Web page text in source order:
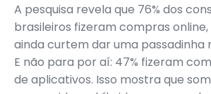
A pesquisa revela que 76% dos
brasileiros fizeram compras online,
ainda curtem dar uma passadinha
E não para por aí: 47% fizeram
de aplicativos. Isso mostra que